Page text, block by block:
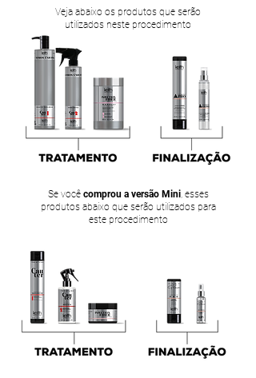
Veja abaixo os produtos que serão
utilizados neste procedimento
Se você comprou a versão Mini, esses
produtos abaixo que serão utilizados para
este procedimento